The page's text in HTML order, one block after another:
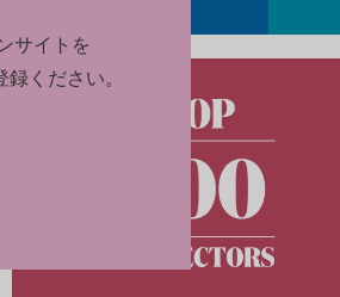
サイトを
ください。